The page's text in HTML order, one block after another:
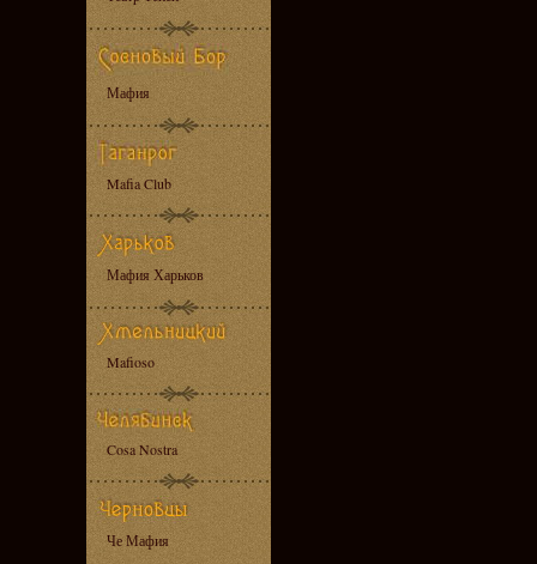
Мафия
Mafia Club
Мафия Харьков
Mafioso
Cosa Nostra
Че Мафия